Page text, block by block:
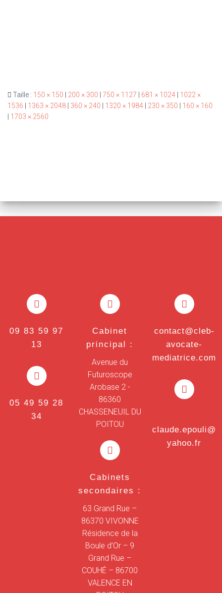
Taille : 150 × 150 200 × 300 750 × 1127 681 × 1024
1022 ×
1536
1363 × 2048 360 × 240 1320 × 1984 230 × 350
160 × 160
1703 × 2560
09 83 59 97
13
05 49 59 28
34
Cabinet
principal :
Avenue du
Futuroscope
Arobase 2 -
86360
CHASSENEUIL DU
POITOU
Cabinets
secondaires :
63 Grand Rue –
86370 VIVONNE
Résidence de la
Boule d’Or – 9
Grand Rue –
COUHÉ – 86700
VALENCE EN
contact@cleb-
avocate-
mediatrice.com
claude.epouli@
yahoo.fr